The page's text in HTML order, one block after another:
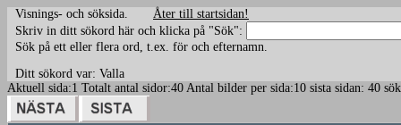
Visnings- och söksida. Åter till startsidan!
Skriv in ditt sökord här och klicka på "Sök":
Sök på ett eller flera ord, t.ex. för och efternamn.
Ditt sökord var: Valla
Aktuell sida:1 Totalt antal sidor:40 Antal bilder per sida:10 sista sidan: 40